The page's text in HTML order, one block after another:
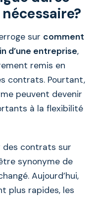
sur comment
d’une entreprise,
remis en
contrats. Pourtant,
peuvent devenir
à la flexibilité
des contrats sur
synonyme de
Aujourd’hui,
plus rapides, les